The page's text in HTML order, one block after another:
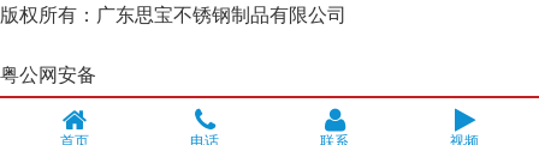
版权所有：广东思宝不锈钢制品有限公司
粤公网安备
首页 电话 联系 视频